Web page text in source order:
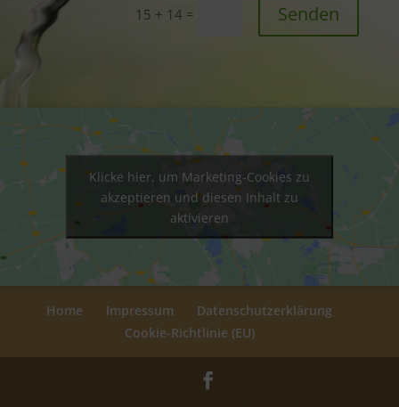
15 + 14 = Senden
Klicke hier, um Marketing-Cookies zu
akzeptieren und diesen Inhalt zu
aktivieren
Home Impressum
Datenschutzerklärung
Cookie-Richtlinie (EU)